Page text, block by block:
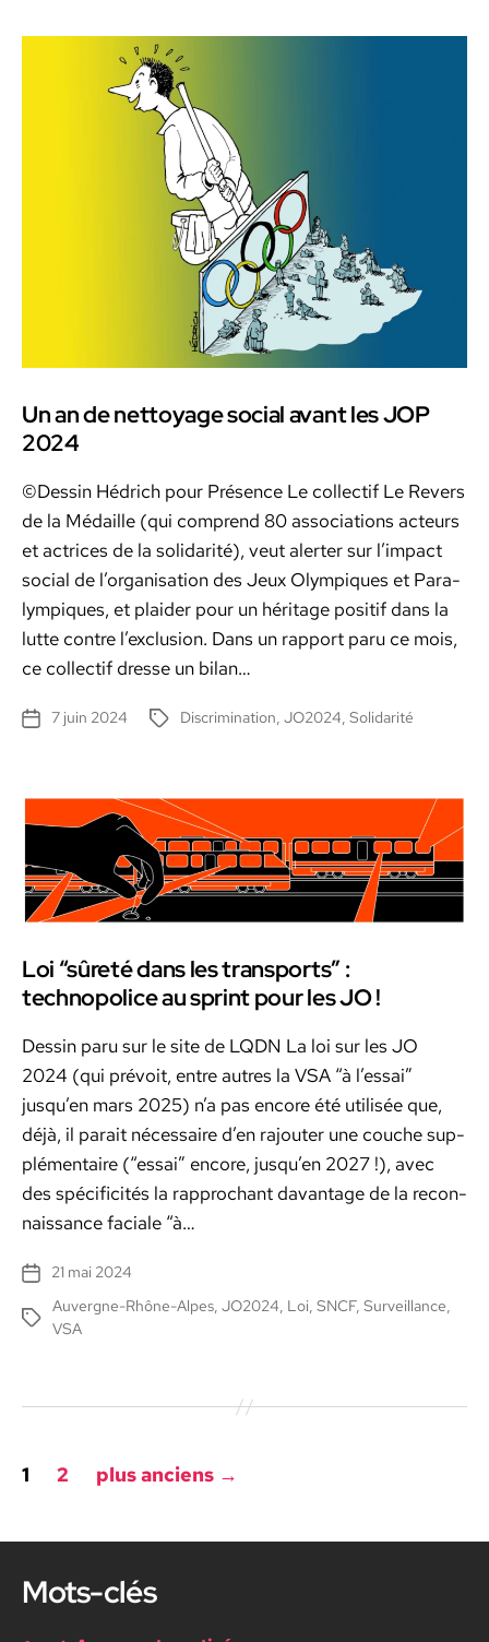
Un an de nettoyage social avant les JOP
2024
©Dessin Hédrich pour Présence Le col­lec­tif Le Revers
de la Médaille (qui com­prend 80 asso­ci­a­tions acteurs
et actri­ces de la sol­i­dar­ité), veut alert­er sur l’im­pact
social de l’or­gan­i­sa­tion des Jeux Olympiques et Par­a­
lympiques, et plaider pour un héritage posi­tif dans la
lutte con­tre l’ex­clu­sion. Dans un rap­port paru ce mois,
ce col­lec­tif dresse un bilan…
Date7 juin 2024 Étiquettes
Discrimination, JO2024, Solidarité
Loi “sûreté dans les transports” :
technopolice au sprint pour les JO !
Dessin paru sur le site de LQDN La loi sur les JO
2024 (qui prévoit, entre autres la VSA “à l’es­sai”
jusqu’en mars 2025) n’a pas encore été util­isée que,
déjà, il parait néces­saire d’en rajouter une couche sup­
plé­men­taire (“essai” encore, jusqu’en 2027 !), avec
des spé­ci­ficités la rap­prochant davan­tage de la recon­
nais­sance faciale “à…
Date
l’article
21 mai 2024
Étiquettes
Auvergne-Rhône-Alpes, JO2024, Loi, SNCF, Surveillance,
VSA
Pagination
publications
1 2 plus anciens →
Mots-clés